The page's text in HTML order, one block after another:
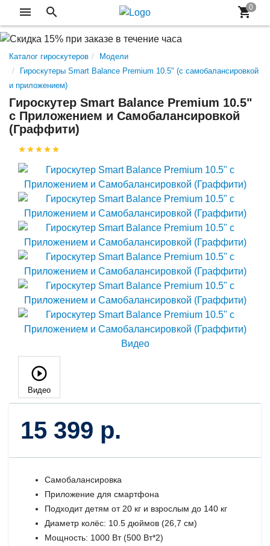
Каталог гироскутеров
Модели
Гироскутеры Smart Balance Premium 10.5" (с самобалансировкой
и приложением)
Гироскутер Smart Balance Premium 10.5"
с Приложением и Самобалансировкой
(Граффити)
Видео
15 399 р.
Самобалансировка
Приложение для смартфона
Подходит детям от 20 кг и взрослым до 140 кг
Диаметр колёс: 10.5 дюймов (26,7 см)
Мощность: 1000 Вт (500 Вт*2)